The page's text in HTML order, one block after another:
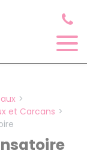
et Carcans